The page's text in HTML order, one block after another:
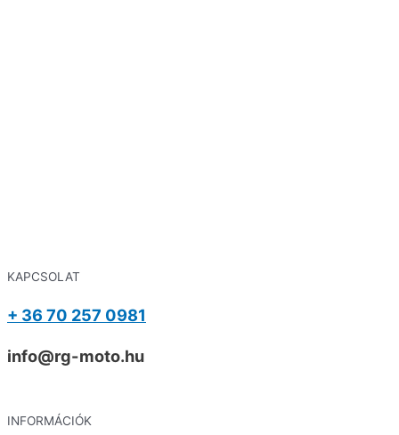
KAPCSOLAT
+ 36 70 257 0981
info@rg-moto.hu
INFORMÁCIÓK